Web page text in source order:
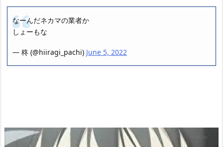
なーんだネカマの業者か
しょーもな
— 柊 (@hiiragi_pachi) June 5, 2022